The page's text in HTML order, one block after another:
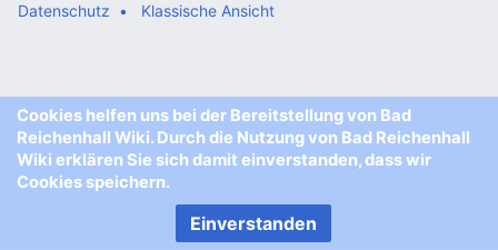
Cookies helfen uns bei der Bereitstellung von Bad
Reichenhall Wiki. Durch die Nutzung von Bad Reichenhall
Wiki erklären Sie sich damit einverstanden, dass wir
Cookies speichern.
Einverstanden
Datenschutz Klassische Ansicht